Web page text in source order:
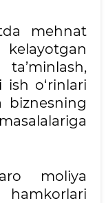
mehnat
ish o‘rinlari
biznesning
moliya